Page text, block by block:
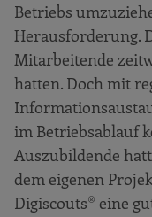
Betriebs
Herausforderung.
Mitarbeitende
hatten. Doch mit
im Betriebsablauf
Auszubildende
dem eigenen
Digiscouts® eine